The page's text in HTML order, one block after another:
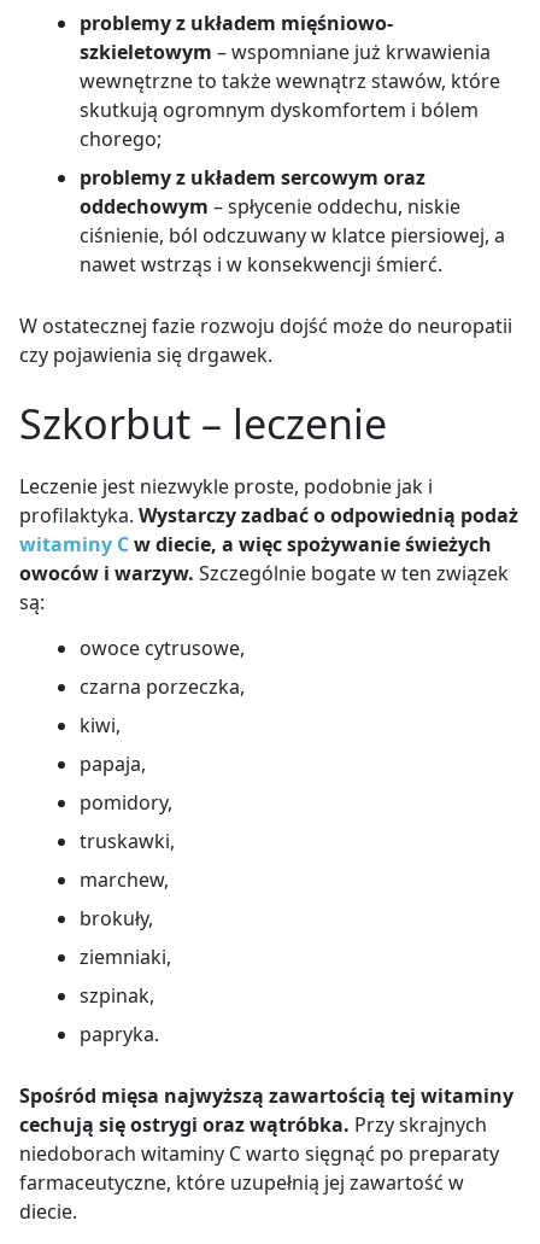
problemy z układem mięśniowo-
szkieletowym – wspomniane już krwawienia
wewnętrzne to także wewnątrz stawów, które
skutkują ogromnym dyskomfortem i bólem
chorego;
problemy z układem sercowym oraz
oddechowym – spłycenie oddechu, niskie
ciśnienie, ból odczuwany w klatce piersiowej, a
nawet wstrząs i w konsekwencji śmierć.
W ostatecznej fazie rozwoju dojść może do neuropatii
czy pojawienia się drgawek.
Szkorbut – leczenie
Leczenie jest niezwykle proste, podobnie jak i
profilaktyka. Wystarczy zadbać o odpowiednią podaż
witaminy Cw diecie, a więc spożywanie świeżych
owoców i warzyw. Szczególnie bogate w ten związek
są:
owoce cytrusowe,
czarna porzeczka,
kiwi,
papaja,
pomidory,
truskawki,
marchew,
brokuły,
ziemniaki,
szpinak,
papryka.
Spośród mięsa najwyższą zawartością tej witaminy
cechują się ostrygi oraz wątróbka. Przy skrajnych
niedoborach witaminy C warto sięgnąć po preparaty
farmaceutyczne, które uzupełnią jej zawartość w
diecie.